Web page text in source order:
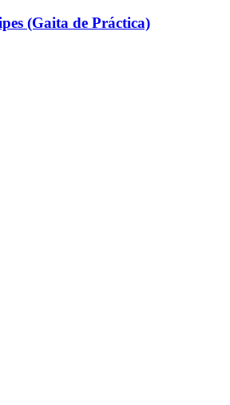
(Gaita de Práctica)